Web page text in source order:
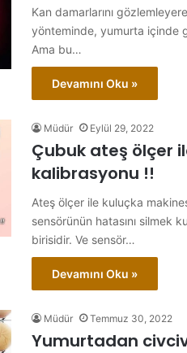
Kan damarlarını
yönteminde, yumurta içinde
Ama bu…
Devamını Oku »
Müdür Eylül 29, 2022
Çubuk ateş ölçer
kalibrasyonu !!
Ateş ölçer ile kuluçka
sensörünün hatasını silmek
birisidir. Ve sensör…
Devamını Oku »
Müdür Temmuz 30, 2022
Yumurtadan